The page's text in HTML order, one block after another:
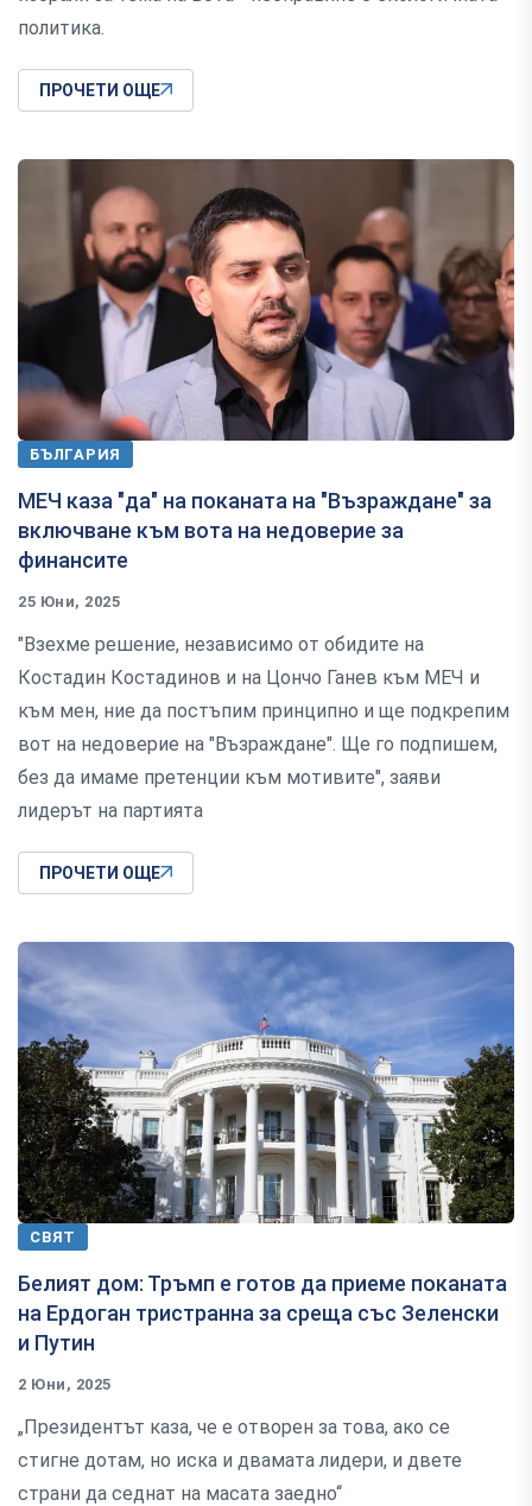
политика.
ПРОЧЕТИ ОЩЕ
БЪЛГАРИЯ
МЕЧ каза "да" на поканата на "Възраждане" за
включване към вота на недоверие за
финансите
25 Юни, 2025
"Взехме решение, независимо от обидите на
Костадин Костадинов и на Цончо Ганев към МЕЧ и
към мен, ние да постъпим принципно и ще подкрепим
вот на недоверие на "Възраждане". Ще го подпишем,
без да имаме претенции към мотивите", заяви
лидерът на партията
ПРОЧЕТИ ОЩЕ
СВЯТ
Белият дом: Тръмп е готов да приеме поканата
на Ердоган тристранна за среща със Зеленски
и Путин
2 Юни, 2025
„Президентът каза, че е отворен за това, ако се
стигне дотам, но иска и двамата лидери, и двете
страни да седнат на масата заедно“